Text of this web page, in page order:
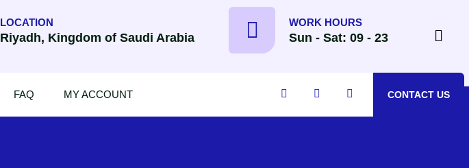
WORK HOURS
Sun - Sat: 09 - 23
LOCATION
Riyadh, Kingdom of Saudi Arabia
FAQ MY ACCOUNT CONTACT US